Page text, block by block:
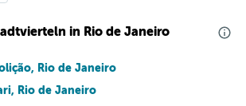
in Rio de Janeiro
Rio de Janeiro
Rio de Janeiro